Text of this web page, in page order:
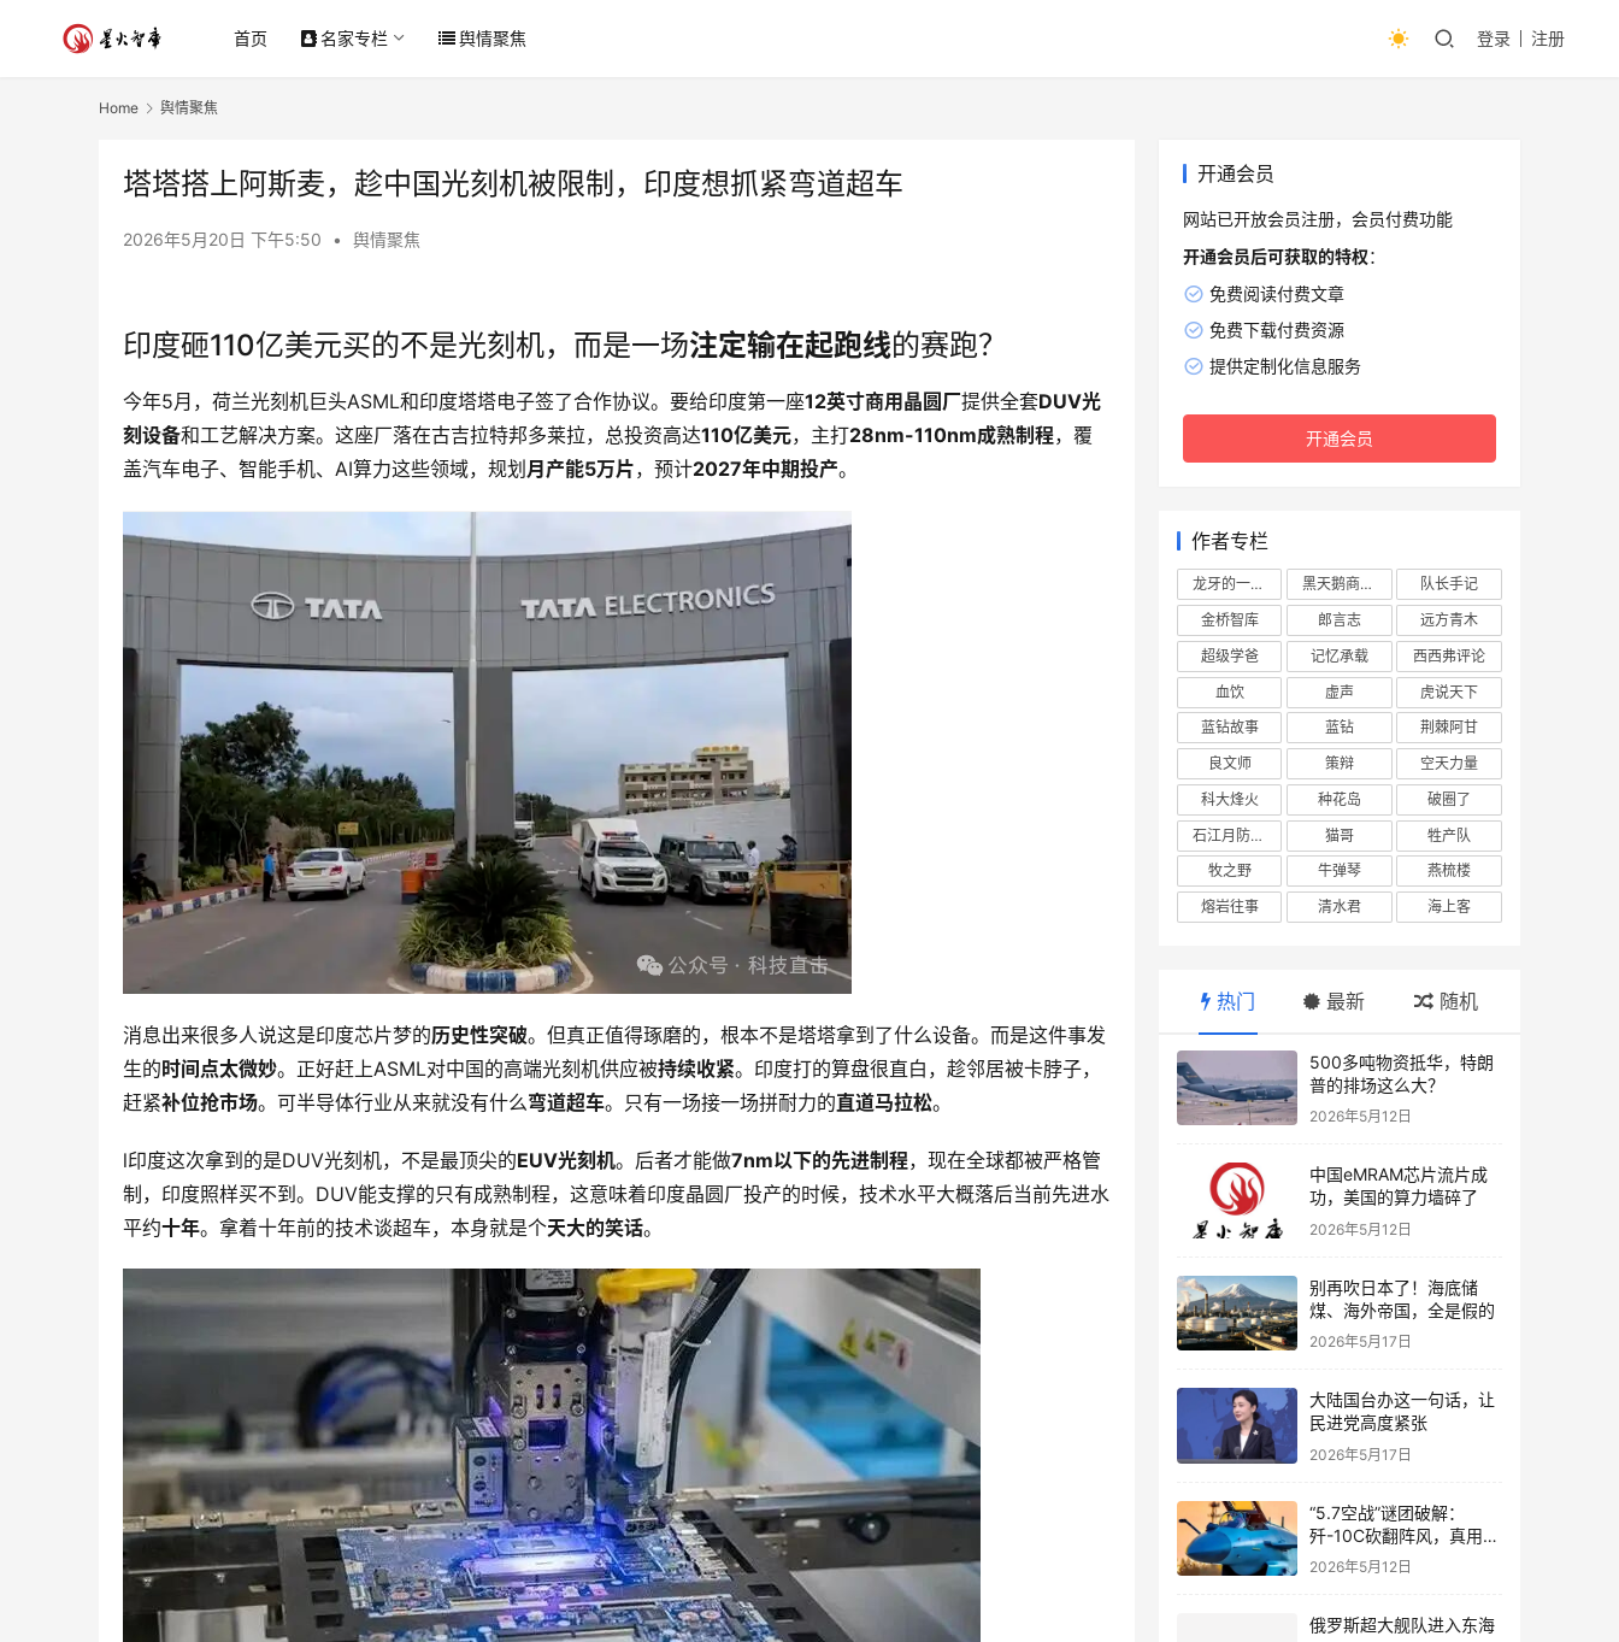
首页 名家专栏 舆情聚焦 登录 注册
Home 舆情聚焦
塔塔搭上阿斯麦，趁中国光刻机被限制，印度想抓紧弯道超车
2026年5月20日 下午5:50 • 舆情聚焦
印度砸110亿美元买的不是光刻机，而是一场注定输在起跑线的赛跑？
今年5月，荷兰光刻机巨头ASML和印度塔塔电子签了合作协议。要给印度第一座12英寸商用晶圆厂提供全套DUV光
刻设备和工艺解决方案。这座厂落在古吉拉特邦多莱拉，总投资高达110亿美元，主打28nm-110nm成熟制程，覆
盖汽车电子、智能手机、AI算力这些领域，规划 月产能5万片，预计2027年中期投产。
消息出来很多人说这是印度芯片梦的历史性突破。但真正值得琢磨的，根本不是塔塔拿到了什么设备。而是这件事发
生的时间点太微妙。正好赶上ASML对中国的高端光刻机供应被持续收紧。印度打的算盘很直白，趁邻居被卡脖子，
赶紧补位抢市场。可半导体行业从来就没有什么弯道超车。只有一场接一场拼耐力的直道马拉松。
l印度这次拿到的是DUV光刻机，不是最顶尖的EUV光刻机。后者才能做7nm以下的先进制程，现在全球都被严格管
制，印度照样买不到。DUV能支撑的只有成熟制程，这意味着印度晶圆厂投产的时候，技术水平大概落后当前先进水
平约十年。拿着十年前的技术谈超车，本身就是个天大的笑话。
开通会员
网站已开放会员注册，会员付费功能
开通会员后可获取的特权：
免费阅读付费文章
免费下载付费资源
提供定制化信息服务
开通会员
作者专栏
龙牙的一座山 黑天鹅商业情报站
队长手记
金桥智库
郎言志
远方青木
超级学爸
记忆承载
西西弗评论
血饮
虚声
虎说天下
蓝钻故事
蓝钻
荆棘阿甘
良文师
策辩
空天力量
科大烽火
种花岛
破圈了
石江月防务观察
猫哥
牲产队
牧之野
牛弹琴
燕梳楼
熔岩往事
清水君 海上客
热门 最新 随机
500多吨物资抵华，特朗
普的排场这么大？
2026年5月12日
中国eMRAM芯片流片成
功，美国的算力墙碎了
2026年5月12日
别再吹日本了！海底储
煤、海外帝国，全是假的
2026年5月17日
大陆国台办这一句话，让
民进党高度紧张
2026年5月17日
“5.7空战”谜团破解：
歼-10C砍翻阵风，真用了
“A射B导”吗？
2026年5月12日
俄罗斯超大舰队进入东海